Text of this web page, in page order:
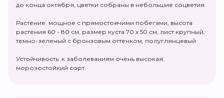
до конца октября, цветки собраны в небольшие соцветия.
Растение: мощное с прямостоячими побегами, высота
растения 60 - 80 см, размер куста 70 х 50 см, лист крупный,
темно-зеленый с бронзовым оттенком, полуглянцевый.
Устойчивость: к заболеваниям очень высокая,
морозостойкий сорт.